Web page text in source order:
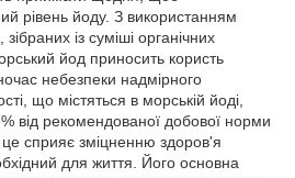
рівень йоду. З використанням
зібраних із суміші органічних
йод приносить користь
небезпеки надмірного
що містяться в морській йоді,
від рекомендованої добової норми
сприяє зміцненню здоров'я
для життя. Його основна